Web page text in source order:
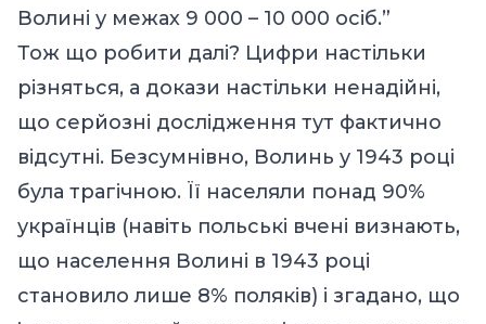
Волині у межах 9 000 – 10 000 осіб.”
Тож що робити далі? Цифри настільки
різняться, а докази настільки ненадійні,
що серйозні дослідження тут фактично
відсутні. Безсумнівно, Волинь у 1943 році
була трагічною. Її населяли понад 90%
українців (навіть польські вчені визнають,
що населення Волині в 1943 році
становило лише 8% поляків) і згадано, що